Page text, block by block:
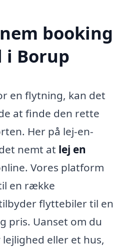
booking
Borup
en flytning, kan det
at finde den rette
Her på lej-en-
nemt at lej en
Vores platform
en række
flyttebiler til en
pris. Uanset om du
eller et hus,